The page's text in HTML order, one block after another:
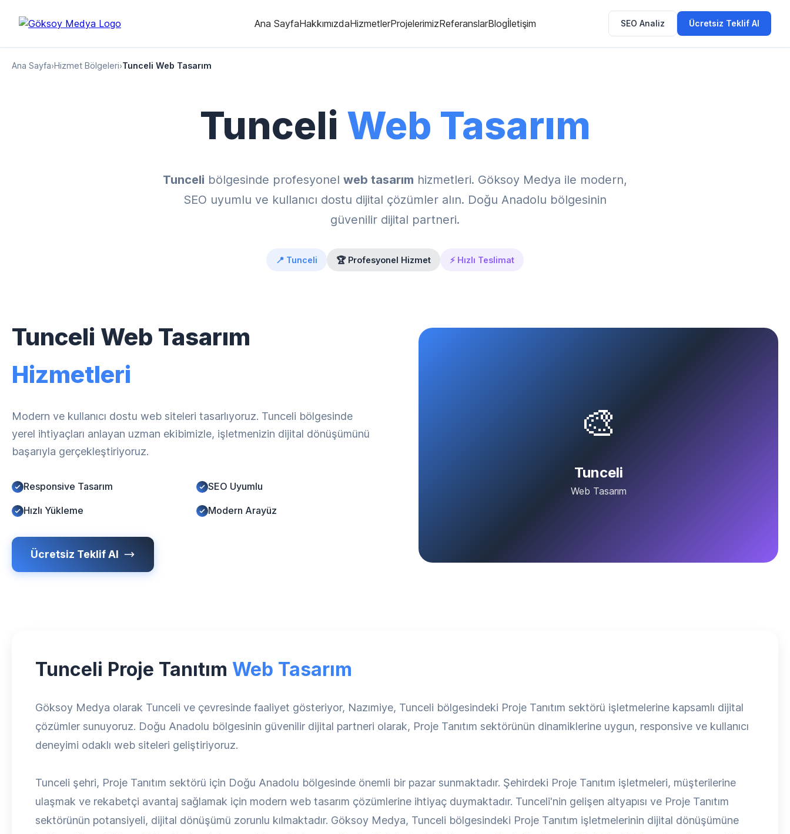
Ana SayfaHakkımızdaHizmetlerProjelerimizReferanslarBlogİletişim SEO Analiz Ücretsiz Teklif Al
Ana Sayfa›Hizmet Bölgeleri›Tunceli Web Tasarım
Tunceli Web Tasarım
Tunceli bölgesinde profesyonel web tasarım hizmetleri. Göksoy Medya ile modern,
SEO uyumlu ve kullanıcı dostu dijital çözümler alın. Doğu Anadolu bölgesinin
güvenilir dijital partneri.
📍 Tunceli 🏆 Profesyonel Hizmet ⚡ Hızlı Teslimat
Tunceli Web Tasarım
Hizmetleri
Modern ve kullanıcı dostu web siteleri tasarlıyoruz. Tunceli bölgesinde
yerel ihtiyaçları anlayan uzman ekibimizle, işletmenizin dijital dönüşümünü
başarıyla gerçekleştiriyoruz.
Responsive Tasarım SEO Uyumlu
Hızlı Yükleme Modern Arayüz
Ücretsiz Teklif Al
🎨
Tunceli
Web Tasarım
Tunceli Proje Tanıtım Web Tasarım
Göksoy Medya olarak Tunceli ve çevresinde faaliyet gösteriyor, Nazımiye, Tunceli bölgesindeki Proje Tanıtım sektörü işletmelerine kapsamlı dijital
çözümler sunuyoruz. Doğu Anadolu bölgesinin güvenilir dijital partneri olarak, Proje Tanıtım sektörünün dinamiklerine uygun, responsive ve kullanıcı
deneyimi odaklı web siteleri geliştiriyoruz.
Tunceli şehri, Proje Tanıtım sektörü için Doğu Anadolu bölgesinde önemli bir pazar sunmaktadır. Şehirdeki Proje Tanıtım işletmeleri, müşterilerine
ulaşmak ve rekabetçi avantaj sağlamak için modern web tasarım çözümlerine ihtiyaç duymaktadır. Tunceli'nin gelişen altyapısı ve Proje Tanıtım
sektörünün potansiyeli, dijital dönüşümü zorunlu kılmaktadır. Göksoy Medya, Tunceli bölgesindeki Proje Tanıtım işletmelerinin dijital dönüşümüne